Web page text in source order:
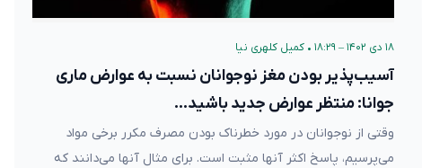
۱۸ دی ۱۴۰۲ – ۱۸:۲۹ •کمیل کلهری نیا
آسیب‌پذیر بودن مغز نوجوانان نسبت به عوارض ماری
جوانا: منتظر عوارض جدید باشید…
وقتی از نوجوانان در مورد خطرناک بودن مصرف مکرر برخی مواد
می‌پرسیم، پاسخ اکثر آنها مثبت است. برای مثال آنها می‌دانند که